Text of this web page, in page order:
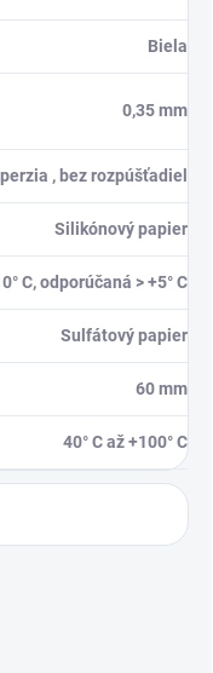
Biela
0,35 mm
, bez rozpúšťadiel
Silikónový papier
C, odporúčaná > +5° C
Sulfátový papier
60 mm
40° C až +100° C